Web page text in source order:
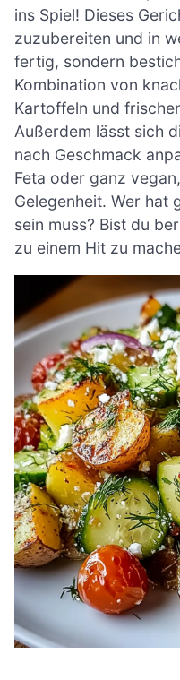
ins Spiel! Dieses
zuzubereiten und in
fertig, sondern
Kombination von
Kartoffeln und
Außerdem lässt sich
nach Geschmack
Feta oder ganz
Gelegenheit. Wer hat
sein muss? Bist du
zu einem Hit zu